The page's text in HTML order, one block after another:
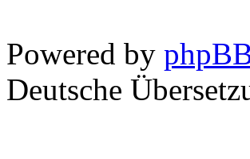
Powered by
Deutsche